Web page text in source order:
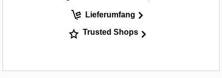
Lieferumfang
Trusted Shops